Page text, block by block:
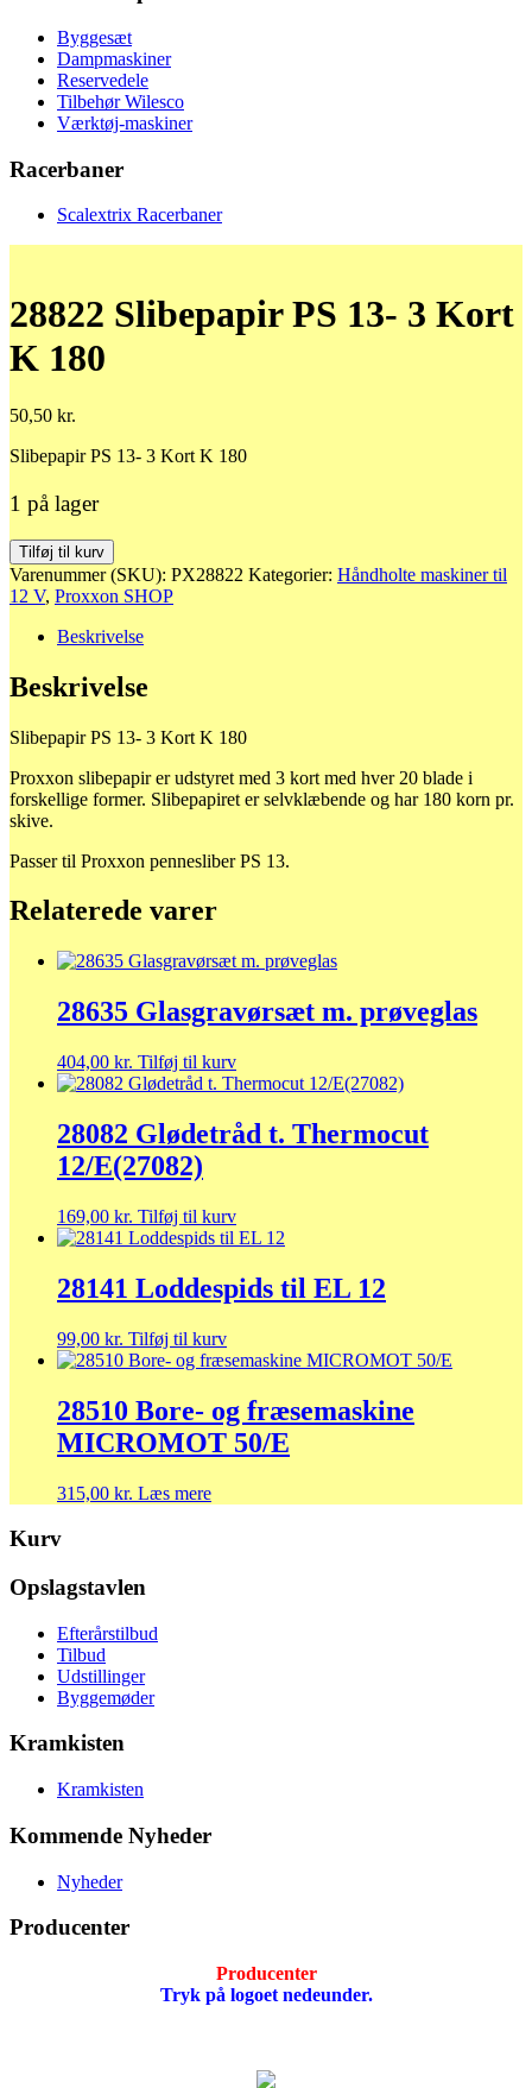
Byggesæt
Dampmaskiner
Reservedele
Tilbehør Wilesco
Værktøj-maskiner
Racerbaner
Scalextrix Racerbaner
28822 Slibepapir PS 13- 3 Kort
K 180
50,50 kr.
Slibepapir PS 13- 3 Kort K 180
1 på lager
28822
Slibepapir
PS
K
180
Tilføj til kurv
Varenummer (SKU): PX28822 Kategorier: Håndholte maskiner til
12 V, Proxxon SHOP
Beskrivelse
Beskrivelse
Slibepapir PS 13- 3 Kort K 180
Proxxon slibepapir er udstyret med 3 kort med hver 20 blade i
forskellige former. Slibepapiret er selvklæbende og har 180 korn pr.
skive.
Passer til Proxxon pennesliber PS 13.
Relaterede varer
28635 Glasgravørsæt m. prøveglas
404,00 kr. Tilføj til kurv
28082 Glødetråd t. Thermocut
12/E(27082)
169,00 kr. Tilføj til kurv
28141 Loddespids til EL 12
99,00 kr. Tilføj til kurv
28510 Bore- og fræsemaskine
MICROMOT 50/E
315,00 kr. Læs mere
Kurv
Opslagstavlen
Efterårstilbud
Tilbud
Udstillinger
Byggemøder
Kramkisten
Kramkisten
Kommende Nyheder
Nyheder
Producenter
Producenter
Tryk på logoet nedeunder.